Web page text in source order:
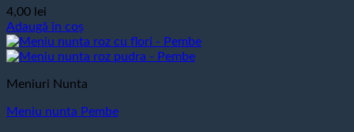
4,00 lei
Adaugă în coș
Meniuri Nunta
Meniu nunta Pembe